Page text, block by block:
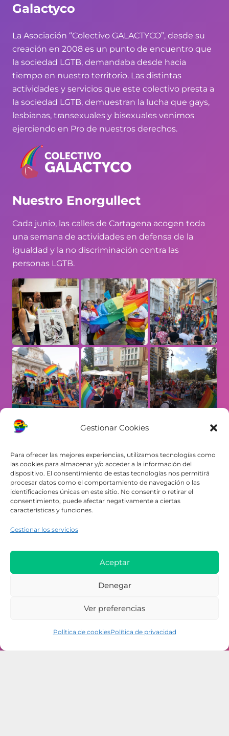
Gestionar Cookies
Para ofrecer las mejores experiencias, utilizamos tecnologías como
las cookies para almacenar y/o acceder a la información del
dispositivo. El consentimiento de estas tecnologías nos permitirá
procesar datos como el comportamiento de navegación o las
identificaciones únicas en este sitio. No consentir o retirar el
consentimiento, puede afectar negativamente a ciertas
características y funciones.
Gestionar los servicios
Aceptar
Denegar
Ver preferencias
Política de cookiesPolítica de privacidad
Galactyco
La Asociación “Colectivo GALACTYCO”, desde su
creación en 2008 es un punto de encuentro que
la sociedad LGTB, demandaba desde hacia
tiempo en nuestro territorio. Las distintas
actividades y servicios que este colectivo presta a
la sociedad LGTB, demuestran la lucha que gays,
lesbianas, transexuales y bisexuales venimos
ejerciendo en Pro de nuestros derechos.
Nuestro Enorgullect
Cada junio, las calles de Cartagena acogen toda
una semana de actividades en defensa de la
igualdad y la no discriminación contra las
personas LGTB.
Contacto
hola@enorgullect.es
Travesía Monroy, 2, 30202 Cartagena